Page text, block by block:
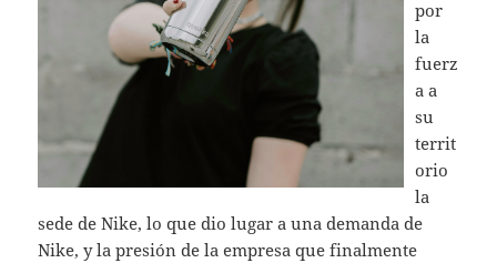
por
la
fuerz
a a
su
territ
orio
la
sede de Nike, lo que dio lugar a una demanda de
Nike, y la presión de la empresa que finalmente